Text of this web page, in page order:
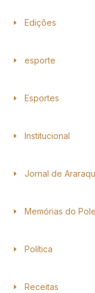
Edições
esporte
Esportes
Institucional
Jornal de
Memórias do
Política
Receitas